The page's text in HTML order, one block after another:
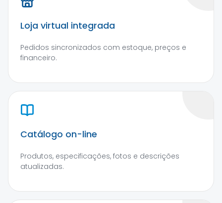
Loja virtual integrada
Pedidos sincronizados com estoque, preços e
financeiro.
Catálogo on-line
Produtos, especificações, fotos e descrições
atualizadas.